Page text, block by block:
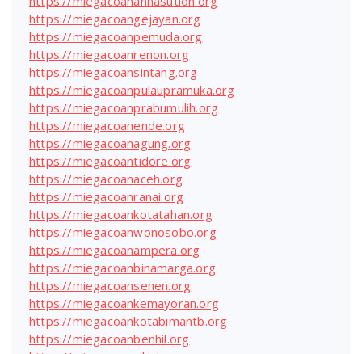
https://miegacoangejayan.org
https://miegacoanpemuda.org
https://miegacoanrenon.org
https://miegacoansintang.org
https://miegacoanpulaupramuka.org
https://miegacoanprabumulih.org
https://miegacoanende.org
https://miegacoanagung.org
https://miegacoantidore.org
https://miegacoanaceh.org
https://miegacoanranai.org
https://miegacoankotatahan.org
https://miegacoanwonosobo.org
https://miegacoanampera.org
https://miegacoanbinamarga.org
https://miegacoansenen.org
https://miegacoankemayoran.org
https://miegacoankotabimantb.org
https://miegacoanbenhil.org